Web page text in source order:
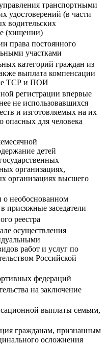
транспортными
удостоверений (в части
водительских
(хищении)
права постоянного
участками
категорий граждан из
выплата компенсации
ТСР и ПОИ
регистрации впервые
не использовавшихся
и изготовляемых на их
опасных для человека
детей
организациях,
организациях высшего
о необоснованном
присяжные заседатели
реестра
осуществления
работ и услуг по
Российской
федераций
на заключение
выплаты семьям,
гражданам, признанным
осложнения